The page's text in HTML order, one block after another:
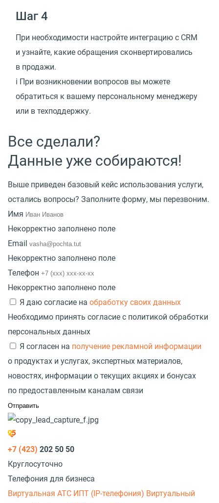
Шаг 4
При необходимости настройте интеграцию с CRМ
и узнайте, какие обращения сконвертировались
в продажи.
ℹ️ При возникновении вопросов вы можете
обратиться к вашему персональному менеджеру
или в техподдержку.
Все сделали?
Данные уже собираются!
Выше приведен базовый кейс использования услуги,
остались вопросы? Заполните форму, мы перезвоним.
Имя
Некорректно заполнено поле
Email
Некорректно заполнено поле
Телефон
Некорректно заполнено поле
Я даю согласие на обработку своих данных
Необходимо принять согласие с политикой обработки
персональных данных
Я согласен на получение рекламной информации
о продуктах и услугах, экспертных материалов,
новостях, информации о текущих акциях и бонусах
по предоставленным каналам связи
+7 (423) 202 50 50
Круглосуточно
Телефония для бизнеса
Виртуальная АТС ИПТ (IP-телефония) Виртуальный